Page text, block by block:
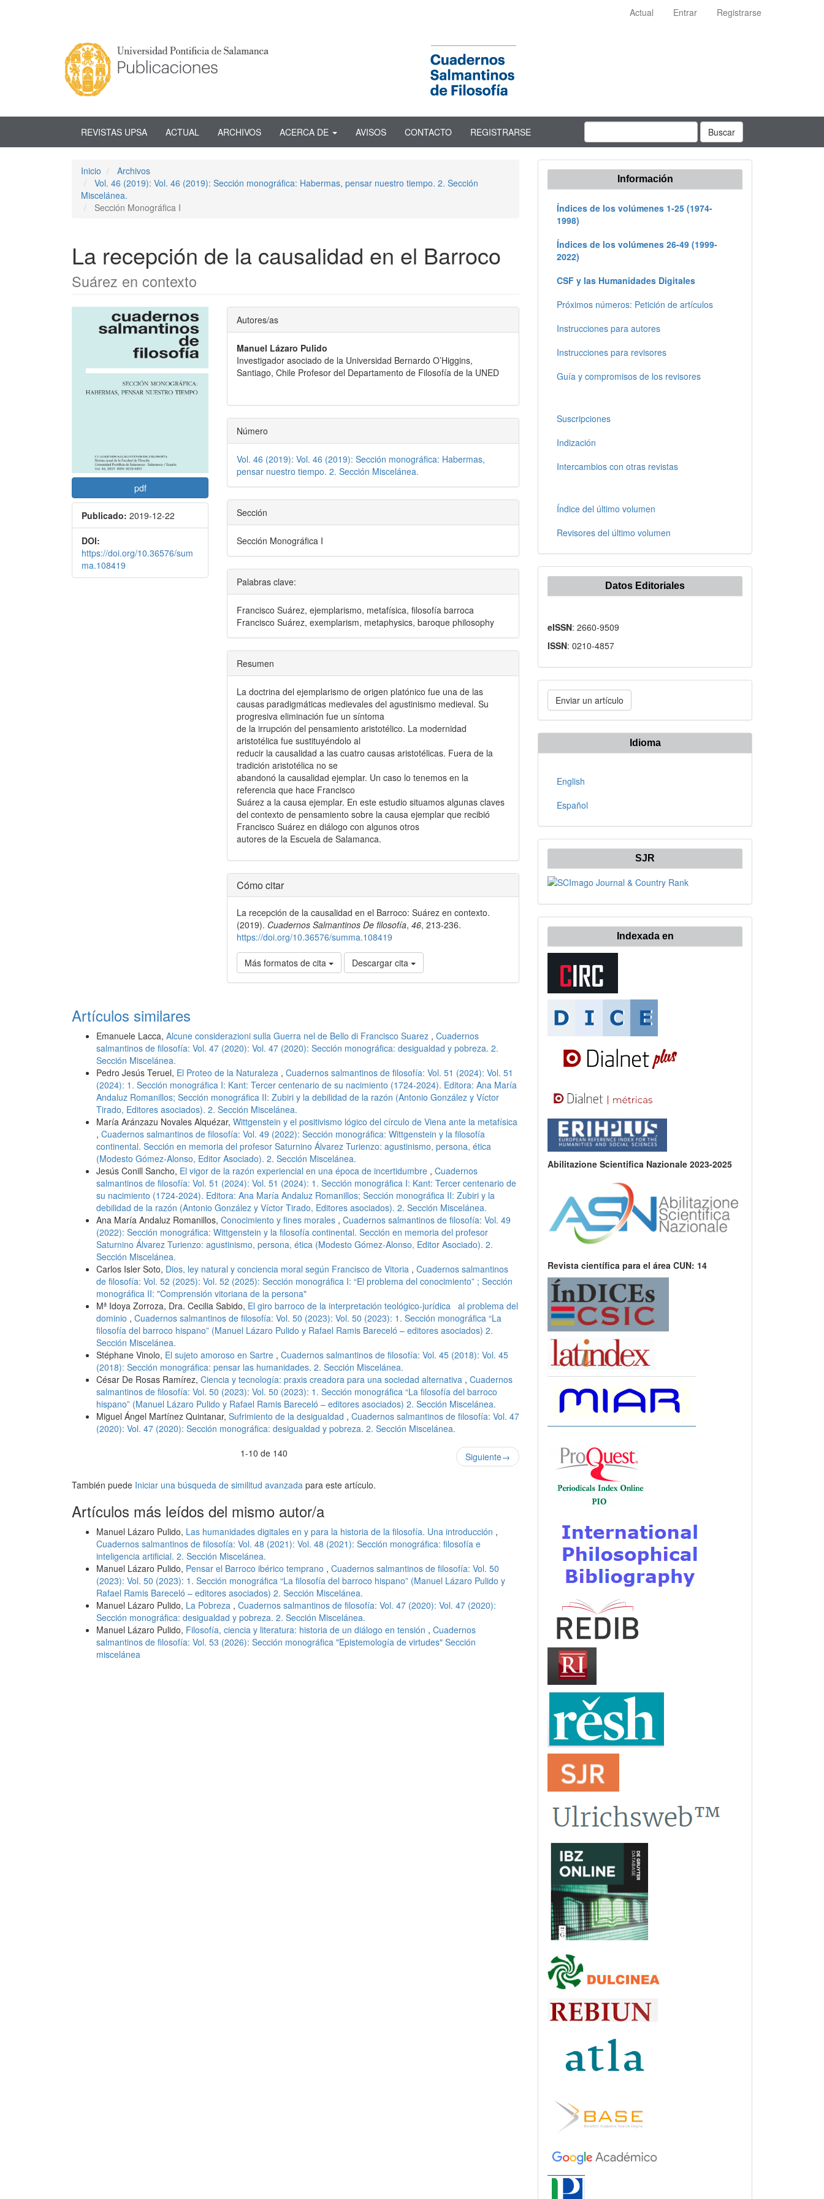
Actual Entrar Registrarse
REVISTAS UPSA ACTUAL ARCHIVOS ACERCA DE AVISOS CONTACTO REGISTRARSE Buscar
Inicio
Archivos
Vol. 46 (2019): Vol. 46 (2019): Sección monográfica: Habermas, pensar nuestro tiempo. 2. Sección
Miscelánea.
Sección Monográfica I
La recepción de la causalidad en el Barroco
Suárez en contexto
Barra
lateral
artículo
pdf
Publicado: 2019-12-22
DOI:
https://doi.org/10.36576/sum
ma.108419
Contenido
principal
del
artículo
Autores/as
Manuel Lázaro Pulido
Investigador asociado de la Universidad Bernardo O’Higgins,
Santiago, Chile Profesor del Departamento de Filosofía de la UNED
Número
Vol. 46 (2019): Vol. 46 (2019): Sección monográfica: Habermas,
pensar nuestro tiempo. 2. Sección Miscelánea.
Sección
Sección Monográfica I
Palabras clave:
Francisco Suárez, ejemplarismo, metafísica, filosofía barroca
Francisco Suárez, exemplarism, metaphysics, baroque philosophy
Resumen
La doctrina del ejemplarismo de origen platónico fue una de las
causas paradigmáticas medievales del agustinismo medieval. Su
progresiva eliminación fue un síntoma
de la irrupción del pensamiento aristotélico. La modernidad
aristotélica fue sustituyéndolo al
reducir la causalidad a las cuatro causas aristotélicas. Fuera de la
tradición aristotélica no se
abandonó la causalidad ejemplar. Un caso lo tenemos en la
referencia que hace Francisco
Suárez a la causa ejemplar. En este estudio situamos algunas claves
del contexto de pensamiento sobre la causa ejemplar que recibió
Francisco Suárez en diálogo con algunos otros
autores de la Escuela de Salamanca.
Detalles
del
artículo
Cómo citar
La recepción de la causalidad en el Barroco: Suárez en contexto.
(2019). Cuadernos Salmantinos De filosofía,46, 213-236.
https://doi.org/10.36576/summa.108419
Más formatos de cita Descargar cita
Artículos similares
Emanuele Lacca, Alcune considerazioni sulla Guerra nel de Bello di Francisco Suarez , Cuadernos
salmantinos de filosofía: Vol. 47 (2020): Vol. 47 (2020): Sección monográfica: desigualdad y pobreza. 2.
Sección Miscelánea.
Pedro Jesús Teruel, El Proteo de la Naturaleza , Cuadernos salmantinos de filosofía: Vol. 51 (2024): Vol. 51
(2024): 1. Sección monográfica I: Kant: Tercer centenario de su nacimiento (1724-2024). Editora: Ana María
Andaluz Romanillos; Sección monográfica II: Zubiri y la debilidad de la razón (Antonio González y Víctor
Tirado, Editores asociados). 2. Sección Miscelánea.
María Aránzazu Novales Alquézar, Wittgenstein y el positivismo lógico del círculo de Viena ante la metafísica
, Cuadernos salmantinos de filosofía: Vol. 49 (2022): Sección monográfica: Wittgenstein y la filosofía
continental. Sección en memoria del profesor Saturnino Álvarez Turienzo: agustinismo, persona, ética
(Modesto Gómez-Alonso, Editor Asociado). 2. Sección Miscelánea.
Jesús Conill Sancho, El vigor de la razón experiencial en una época de incertidumbre , Cuadernos
salmantinos de filosofía: Vol. 51 (2024): Vol. 51 (2024): 1. Sección monográfica I: Kant: Tercer centenario de
su nacimiento (1724-2024). Editora: Ana María Andaluz Romanillos; Sección monográfica II: Zubiri y la
debilidad de la razón (Antonio González y Víctor Tirado, Editores asociados). 2. Sección Miscelánea.
Ana María Andaluz Romanillos, Conocimiento y fines morales , Cuadernos salmantinos de filosofía: Vol. 49
(2022): Sección monográfica: Wittgenstein y la filosofía continental. Sección en memoria del profesor
Saturnino Álvarez Turienzo: agustinismo, persona, ética (Modesto Gómez-Alonso, Editor Asociado). 2.
Sección Miscelánea.
Carlos Isler Soto, Dios, ley natural y conciencia moral según Francisco de Vitoria , Cuadernos salmantinos
de filosofía: Vol. 52 (2025): Vol. 52 (2025): Sección monográfica I: “El problema del conocimiento” ; Sección
monográfica II: "Comprensión vitoriana de la persona"
Mª Idoya Zorroza, Dra. Cecilia Sabido, El giro barroco de la interpretación teológico-jurídica al problema del
dominio , Cuadernos salmantinos de filosofía: Vol. 50 (2023): Vol. 50 (2023): 1. Sección monográfica “La
filosofía del barroco hispano” (Manuel Lázaro Pulido y Rafael Ramis Bareceló – editores asociados) 2.
Sección Miscelánea.
Stéphane Vinolo, El sujeto amoroso en Sartre , Cuadernos salmantinos de filosofía: Vol. 45 (2018): Vol. 45
(2018): Sección monográfica: pensar las humanidades. 2. Sección Miscelánea.
César De Rosas Ramírez, Ciencia y tecnología: praxis creadora para una sociedad alternativa , Cuadernos
salmantinos de filosofía: Vol. 50 (2023): Vol. 50 (2023): 1. Sección monográfica “La filosofía del barroco
hispano” (Manuel Lázaro Pulido y Rafael Ramis Bareceló – editores asociados) 2. Sección Miscelánea.
Miguel Ángel Martínez Quintanar, Sufrimiento de la desigualdad , Cuadernos salmantinos de filosofía: Vol. 47
(2020): Vol. 47 (2020): Sección monográfica: desigualdad y pobreza. 2. Sección Miscelánea.
1-10 de 140
Siguiente→
También puede Iniciar una búsqueda de similitud avanzada para este artículo.
Artículos más leídos del mismo autor/a
Manuel Lázaro Pulido, Las humanidades digitales en y para la historia de la filosofía. Una introducción ,
Cuadernos salmantinos de filosofía: Vol. 48 (2021): Vol. 48 (2021): Sección monográfica: filosofía e
inteligencia artificial. 2. Sección Miscelánea.
Manuel Lázaro Pulido, Pensar el Barroco ibérico temprano , Cuadernos salmantinos de filosofía: Vol. 50
(2023): Vol. 50 (2023): 1. Sección monográfica “La filosofía del barroco hispano” (Manuel Lázaro Pulido y
Rafael Ramis Bareceló – editores asociados) 2. Sección Miscelánea.
Manuel Lázaro Pulido, La Pobreza , Cuadernos salmantinos de filosofía: Vol. 47 (2020): Vol. 47 (2020):
Sección monográfica: desigualdad y pobreza. 2. Sección Miscelánea.
Manuel Lázaro Pulido, Filosofía, ciencia y literatura: historia de un diálogo en tensión , Cuadernos
salmantinos de filosofía: Vol. 53 (2026): Sección monográfica "Epistemología de virtudes" Sección
miscelánea
Información
Índices de los volúmenes 1-25 (1974-
1998)
Índices de los volúmenes 26-49 (1999-
2022)
CSF y las Humanidades Digitales
Próximos números: Petición de artículos
Instrucciones para autores
Instrucciones para revisores
Guía y compromisos de los revisores
Suscripciones
Indización
Intercambios con otras revistas
Índice del último volumen
Revisores del último volumen
Datos Editoriales
eISSN: 2660-9509
ISSN: 0210-4857
Enviar
un
artículo
Enviar un artículo
Idioma
English
Español
SJR
Indexada en
Abilitazione Scientifica Nazionale 2023-2025
Revista científica para el área CUN: 14